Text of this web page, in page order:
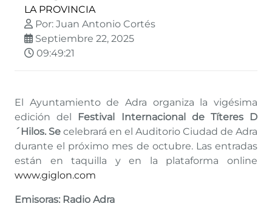
LA PROVINCIA
Por: Juan Antonio Cortés
Septiembre 22, 2025
09:49:21
El Ayuntamiento de Adra organiza la vigésima
edición del Festival Internacional de Títeres D
´Hilos. Se celebrará en el Auditorio Ciudad de Adra
durante el próximo mes de octubre. Las entradas
están en taquilla y en la plataforma online
www.giglon.com
Emisoras: Radio Adra